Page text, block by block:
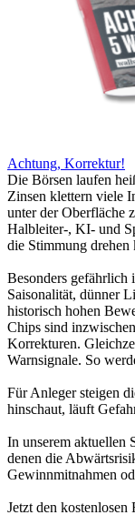
Achtung, Korrektur!
Die Börsen laufen
Zinsen klettern viele
unter der Oberfläche
Halbleiter-, KI- und
die Stimmung drehen
Besonders gefährlich
Saisonalität, dünner
historisch hohen
Chips sind
Korrekturen.
Warnsignale. So
Für Anleger steigen
hinschaut, läuft
In unserem aktuellen
denen die
Gewinnmitnahmen
Jetzt den